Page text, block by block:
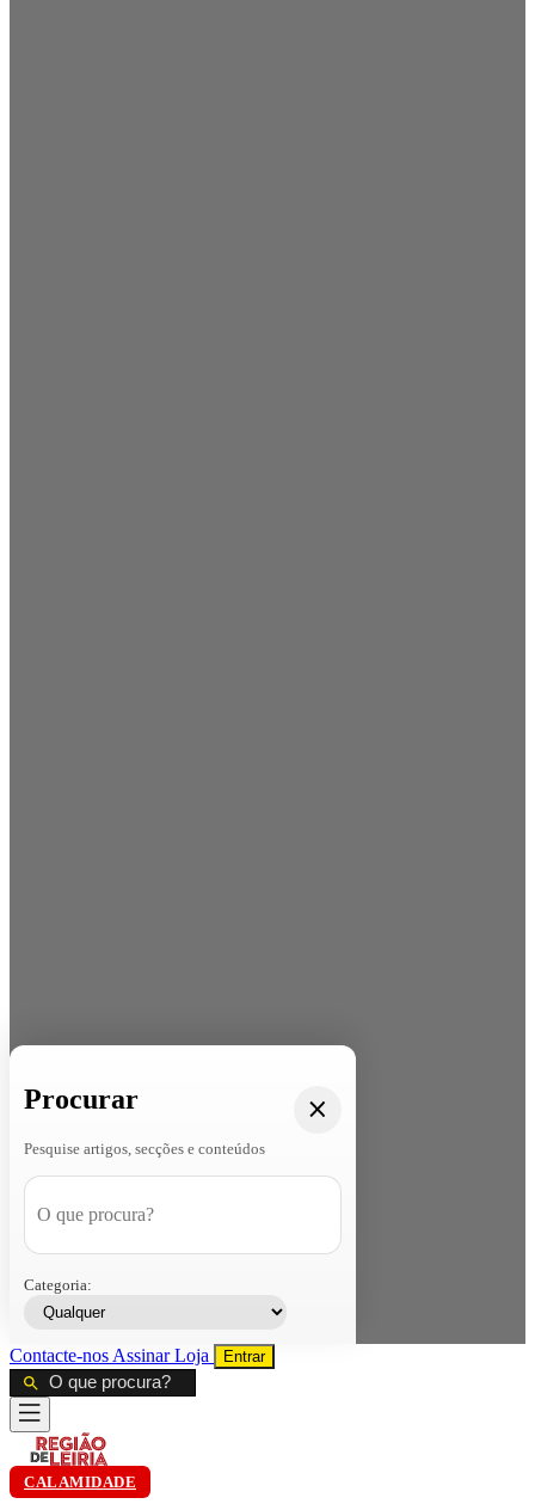
Procurar
Pesquise artigos, secções e conteúdos
Categoria:
Contacte-nos AssinarLoja Entrar
CALAMIDADE